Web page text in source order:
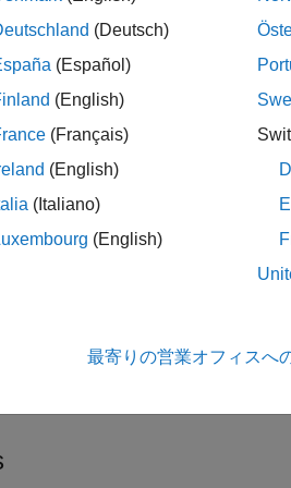
whether a message was received
messages from Gazebo server,
network and simulation settings.
To see a basic example, check
Co-Simulation Between
(Deutsch)
(Español)
(English)
(Français)
(English)
(Italiano)
(English)
最寄りの営業オフィスへ